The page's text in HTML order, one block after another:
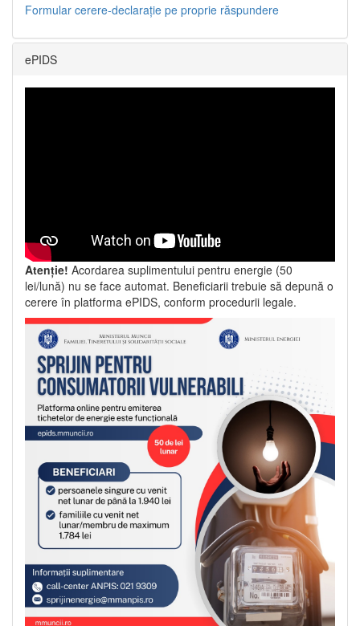
Formular cerere-declarație pe proprie răspundere
ePIDS
Atenție! Acordarea suplimentului pentru energie (50
lei/lună) nu se face automat. Beneficiarii trebuie să depună o
cerere în platforma ePIDS, conform procedurii legale.